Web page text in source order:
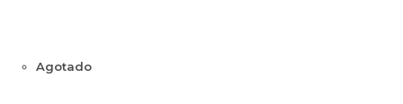
Agotado